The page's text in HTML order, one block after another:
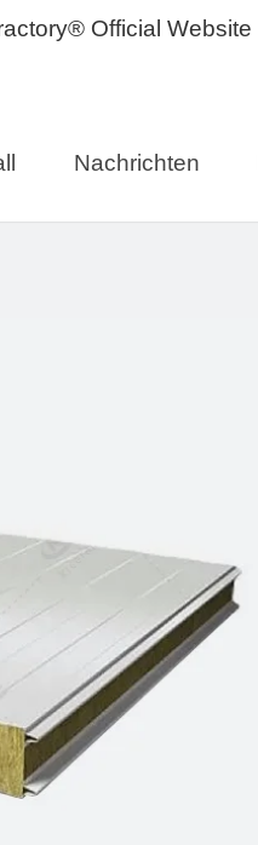
Nachrichten